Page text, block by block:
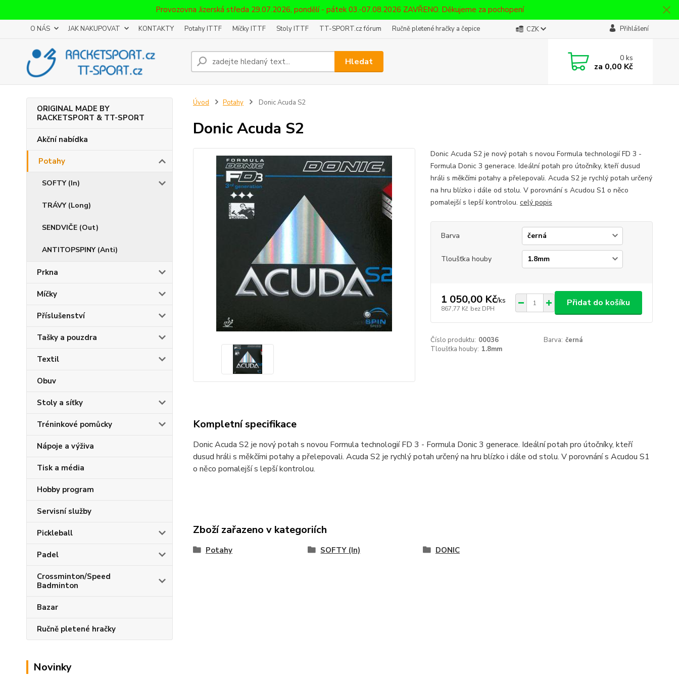
Provozovna Jizerská středa 29.07.2026, pondělí - pátek 03.-07.08.2026 ZAVŘENO. Děkujeme za pochopení
O NÁS JAK NAKUPOVAT KONTAKTY Potahy ITTF Míčky ITTF Stoly ITTF TT-SPORT.cz fórum Ručně pletené hračky a čepice CZK Přihlášení
Hledat 0ks
za 0,00 Kč
ORIGINAL MADE BY
RACKETSPORT & TT-SPORT
Akční nabídka
Potahy
SOFTY (In)
TRÁVY (Long)
SENDVIČE (Out)
ANTITOPSPINY (Anti)
Prkna
Míčky
Příslušenství
Tašky a pouzdra
Textil
Obuv
Stoly a síťky
Tréninkové pomůcky
Nápoje a výživa
Tisk a média
Hobby program
Servisní služby
Pickleball
Padel
Crossminton/Speed
Badminton
Bazar
Ručně pletené hračky
Novinky
Úvod Potahy Donic Acuda S2
Donic Acuda S2
Donic Acuda S2 je nový potah s novou Formula technologií FD 3 -
Formula Donic 3 generace. Ideální potah pro útočníky, kteří dusud
hráli s měkčími potahy a přelepovali. Acuda S2 je rychlý potah určený
na hru blízko i dále od stolu. V porovnání s Acudou S1 o něco
pomalejší s lepší kontrolou. celý popis
Barva
Tloušťka houby
1 050,00 Kč/ks
867,77 Kč bez DPH
Přidat do košíku
Číslo produktu: 00036 Barva: černá
Tloušťka houby: 1.8mm
Kompletní specifikace
Donic Acuda S2 je nový potah s novou Formula technologií FD 3 - Formula Donic 3 generace. Ideální potah pro útočníky, kteří
dusud hráli s měkčími potahy a přelepovali. Acuda S2 je rychlý potah určený na hru blízko i dále od stolu. V porovnání s Acudou S1
o něco pomalejší s lepší kontrolou.
Zboží zařazeno v kategoriích
Potahy SOFTY (In) DONIC